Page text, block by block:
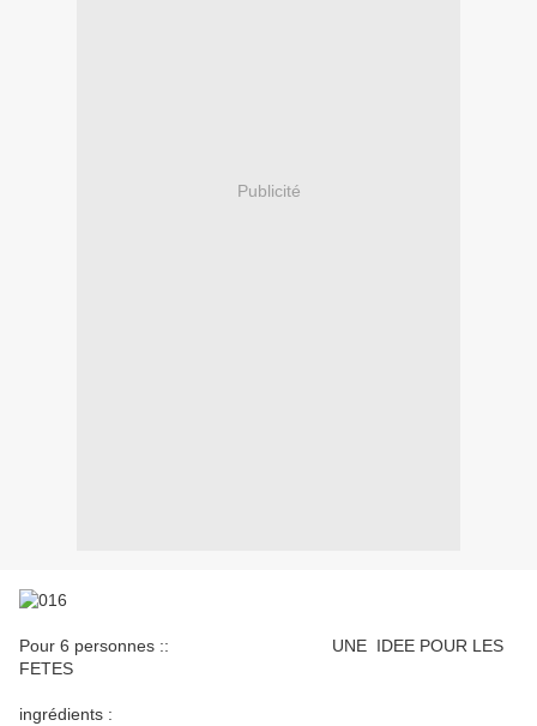
Publicité
Pour 6 personnes :: UNE IDEE POUR LES
FETES
ingrédients :